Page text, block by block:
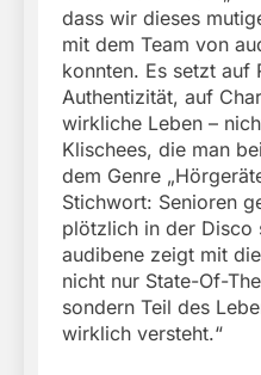
dass wir dieses
mit dem Team von
konnten. Es setzt auf
Authentizität, auf
wirkliche Leben –
Klischees, die man
dem Genre
Stichwort: Senioren
plötzlich in der Disco
audibene zeigt mit
nicht nur State-Of-
sondern Teil des
wirklich versteht.“